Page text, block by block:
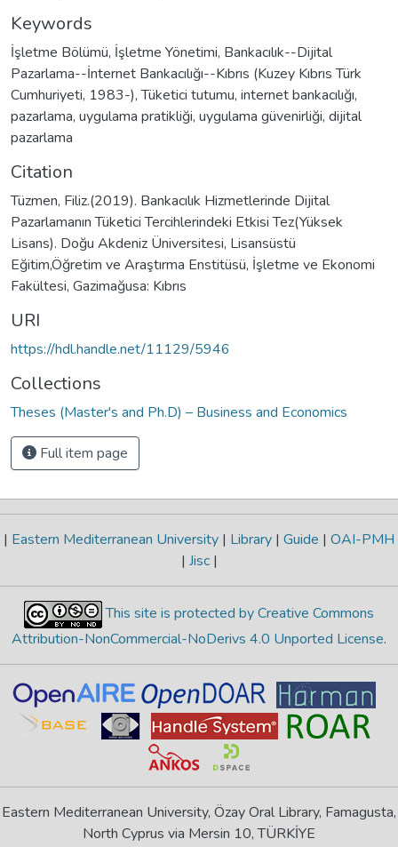
Keywords
İşletme Bölümü, İşletme Yönetimi, Bankacılık--Dijital
Pazarlama--İnternet Bankacılığı--Kıbrıs (Kuzey Kıbrıs Türk
Cumhuriyeti, 1983-),Tüketici tutumu, internet bankacılığı,
pazarlama, uygulama pratikliği, uygulama güvenirliği, dijital
pazarlama
Citation
Tüzmen, Filiz.(2019). Bankacılık Hizmetlerinde Dijital
Pazarlamanın Tüketici Tercihlerindeki Etkisi Tez(Yüksek
Lisans). Doğu Akdeniz Üniversitesi, Lisansüstü
Eğitim,Öğretim ve Araştırma Enstitüsü, İşletme ve Ekonomi
Fakültesi, Gazimağusa: Kıbrıs
URI
https://hdl.handle.net/11129/5946
Collections
Theses (Master's and Ph.D) – Business and Economics
Full item page
| Eastern Mediterranean University | Library | Guide | OAI-PMH
| Jisc |
This site is protected by Creative Commons
Attribution-NonCommercial-NoDerivs 4.0 Unported License.
Eastern Mediterranean University, Özay Oral Library, Famagusta,
North Cyprus via Mersin 10, TÜRKİYE